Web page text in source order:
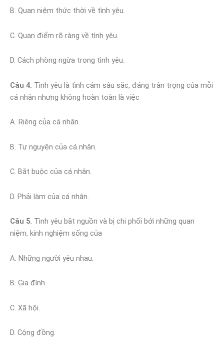
B. Quan niệm thức thời về tình yêu.
C. Quan điểm rõ ràng về tình yêu.
D. Cách phòng ngừa trong tình yêu.
Câu 4. Tình yêu là tình cảm sâu sắc, đáng trân trọng của mỗi
cá nhân nhưng không hoàn toàn là việc
A. Riêng của cá nhân.
B. Tự nguyện của cá nhân.
C. Bắt buộc của cá nhân.
D. Phải làm của cá nhân.
Câu 5. Tình yêu bắt nguồn và bị chi phối bởi những quan
niệm, kinh nghiệm sống của
A. Những người yêu nhau.
B. Gia đình.
C. Xã hội.
D. Cộng đồng.